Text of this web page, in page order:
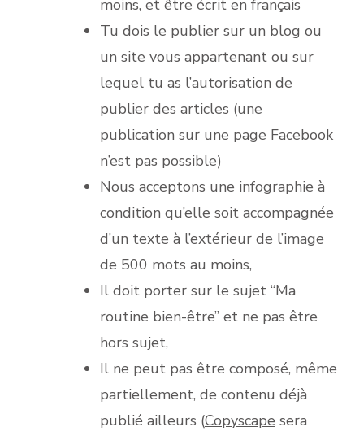
moins, et être écrit en français
Tu dois le publier sur un blog ou
un site vous appartenant ou sur
lequel tu as l’autorisation de
publier des articles (une
publication sur une page Facebook
n’est pas possible)
Nous acceptons une infographie à
condition qu’elle soit accompagnée
d’un texte à l’extérieur de l’image
de 500 mots au moins,
Il doit porter sur le sujet “Ma
routine bien-être” et ne pas être
hors sujet,
Il ne peut pas être composé, même
partiellement, de contenu déjà
publié ailleurs (Copyscape sera